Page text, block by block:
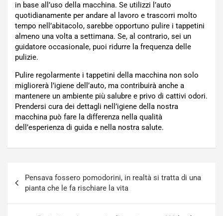
in base all’uso della macchina. Se utilizzi l’auto
quotidianamente per andare al lavoro e trascorri molto
tempo nell’abitacolo, sarebbe opportuno pulire i tappetini
almeno una volta a settimana. Se, al contrario, sei un
guidatore occasionale, puoi ridurre la frequenza delle
pulizie.
Pulire regolarmente i tappetini della macchina non solo
migliorerà l’igiene dell’auto, ma contribuirà anche a
mantenere un ambiente più salubre e privo di cattivi odori.
Prendersi cura dei dettagli nell’igiene della nostra
macchina può fare la differenza nella qualità
dell’esperienza di guida e nella nostra salute.
articoli
Pensava fossero pomodorini, in realtà si tratta di una
pianta che le fa rischiare la vita